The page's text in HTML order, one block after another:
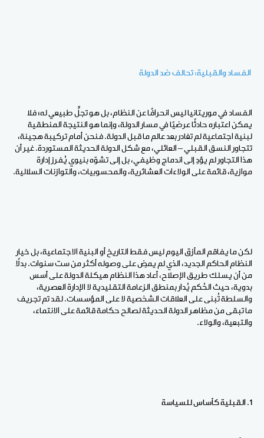
الفساد والقبلية: تحالف ضد الدولة
الفساد في موريتانيا ليس انحرافًا عن النظام، بل هو تجلٍّ طبيعي له؛ فلا
يمكن اعتباره حادثًا عرضيًا في مسار الدولة، وإنما هو النتيجة المنطقية
لبنية اجتماعية لم تغادر بعد عالم ما قبل الدولة. فنحن أمام تركيبة هجينة،
تتجاور النسق القبلي – العائلي، مع شكل الدولة الحديثة المستوردة. غير أن
هذا التجاور لم يؤدِ إلى اندماج وظيفي، بل إلى تشوّه بنيوي يُفرز إدارة
موازية، قائمة على الولاءات العشائرية، والمحسوبيات، والتوازنات السلالية.
لكن ما يفاقم المأزق اليوم ليس فقط التاريخ أو البنية الاجتماعية، بل خيار
النظام الحاكم الجديد، الذي لم يمضِ على وصوله أكثر من ست سنوات. بدلًا
من أن يسلك طريق الإصلاح، أعاد هذا النظام هيكلة الدولة على أسس
بدوية، حيث الحُكم يُدار بمنطق الزعامة التقليدية لا الإدارة العصرية،
والسلطة تُبنى على العلاقات الشخصية لا على المؤسسات. لقد تم تجريف
ما تبقى من مظاهر الدولة الحديثة لصالح حكامة قائمة على الانتماء،
والتبعية، والولاء.
1. القبلية كأساس للسياسة